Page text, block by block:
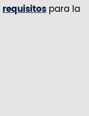
requisitos para la